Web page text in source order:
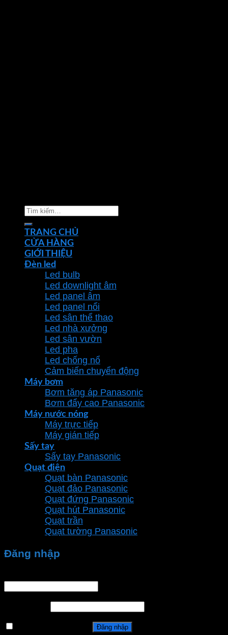
Tìm
kiếm:
TRANG CHỦ
CỬA HÀNG
GIỚI THIỆU
Đèn led
Led bulb
Led downlight âm
Led panel âm
Led panel nổi
Led sân thể thao
Led nhà xưởng
Led sân vườn
Led pha
Led chống nổ
Cảm biến chuyển động
Máy bơm
Bơm tăng áp Panasonic
Bơm đẩy cao Panasonic
Máy nước nóng
Máy trực tiếp
Máy gián tiếp
Sấy tay
Sấy tay Panasonic
Quạt điện
Quạt bàn Panasonic
Quạt đảo Panasonic
Quạt đứng Panasonic
Quạt hút Panasonic
Quạt trần
Quạt tường Panasonic
Đăng nhập
Đăng nhập